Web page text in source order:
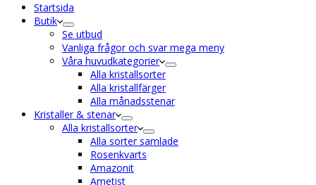
Startsida
Butik
Se utbud
Vanliga frågor och svar mega meny
Våra huvudkategorier
Alla kristallsorter
Alla kristallfärger
Alla månadsstenar
Kristaller & stenar
Alla kristallsorter
Alla sorter samlade
Rosenkvarts
Amazonit
Ametist